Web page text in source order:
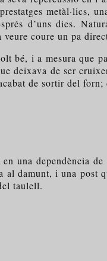
metàl·lics,
d’uns dies.
coure un pa
bé, i a mesura que
deixava de ser
de sortir del
una dependència
al damunt, i una post
taulell.